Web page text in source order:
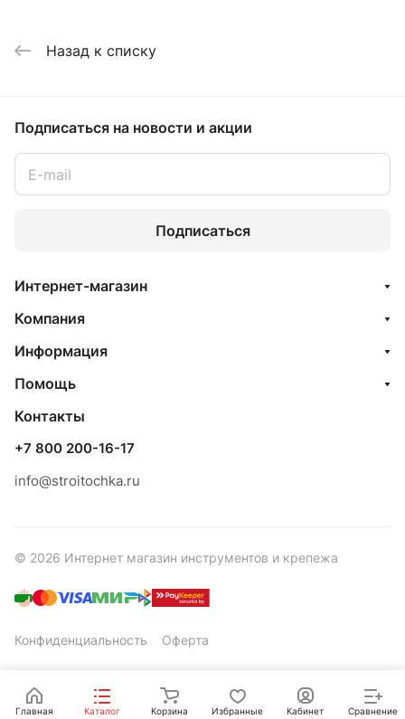
Назад к списку
Подписаться на новости и акции
Подписаться
Интернет-магазин
Компания
Информация
Помощь
Контакты
+7 800 200-16-17
info@stroitochka.ru
© 2026 Интернет магазин инструментов и крепежа
Конфиденциальность Оферта
Главная Каталог Корзина Избранные Кабинет Сравнение